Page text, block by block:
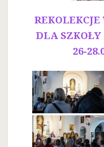
DLA SZKOŁY
26-